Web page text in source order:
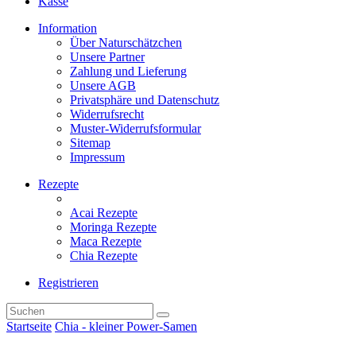
Information
Über Naturschätzchen
Unsere Partner
Zahlung und Lieferung
Unsere AGB
Privatsphäre und Datenschutz
Widerrufsrecht
Muster-Widerrufsformular
Sitemap
Impressum
Rezepte
Acai Rezepte
Moringa Rezepte
Maca Rezepte
Chia Rezepte
Registrieren
Startseite Chia - kleiner Power-Samen